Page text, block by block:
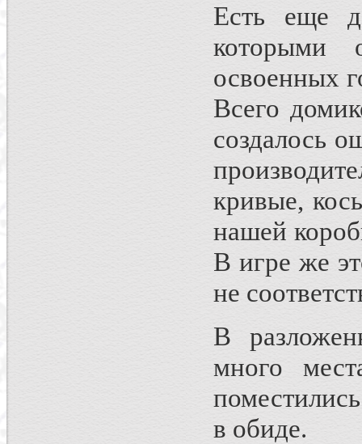
Есть еще
которыми
освоенных
Всего
создалось
кривые,
нашей
В игре же
не
В
много
в обиде.